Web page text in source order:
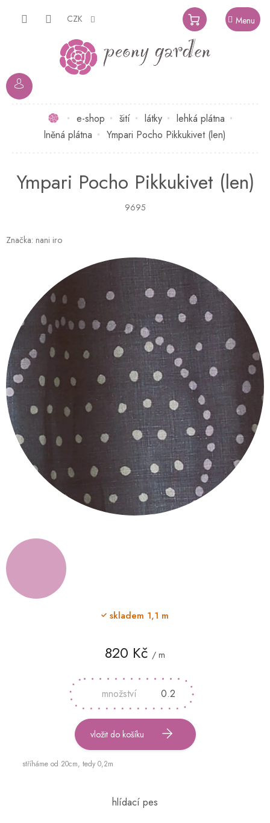
CZK
NÁKUPNÍ
KOŠÍK
Domůe-shop šití látky
lehká plátna
lněná plátna
Ympari Pocho Pikkukivet (len)
Ympari Pocho Pikkukivet (len)
9695
Značka: nani iro
820 Kč / m
cena:
skladem 1,1 m
vložit do košíku
stříháme od 20cm, tedy 0,2m